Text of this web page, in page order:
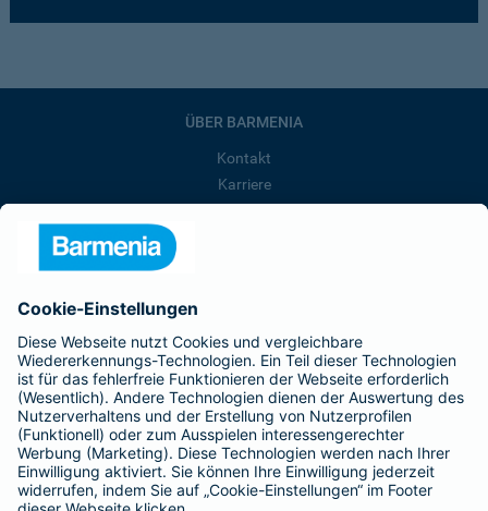
ÜBER BARMENIA
Kontakt
Karriere
Barmenia ist Teil der BarmeniaGothaer
BELIEBTE SEITEN
Kranken-Zusatzversicherung
Tierversicherungen
Haftpflichtversicherung
Hausratversicherung